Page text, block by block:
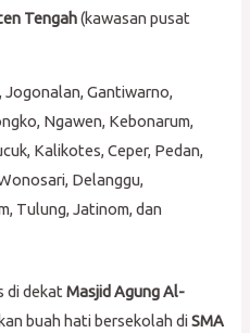
Tengah(kawasan pusat
Jogonalan, Gantiwarno,
Ngawen, Kebonarum,
Kalikotes, Ceper, Pedan,
Delanggu,
Tulung, Jatinom, dan
di dekatMasjid Agung Al-
buah hati bersekolah diSMA